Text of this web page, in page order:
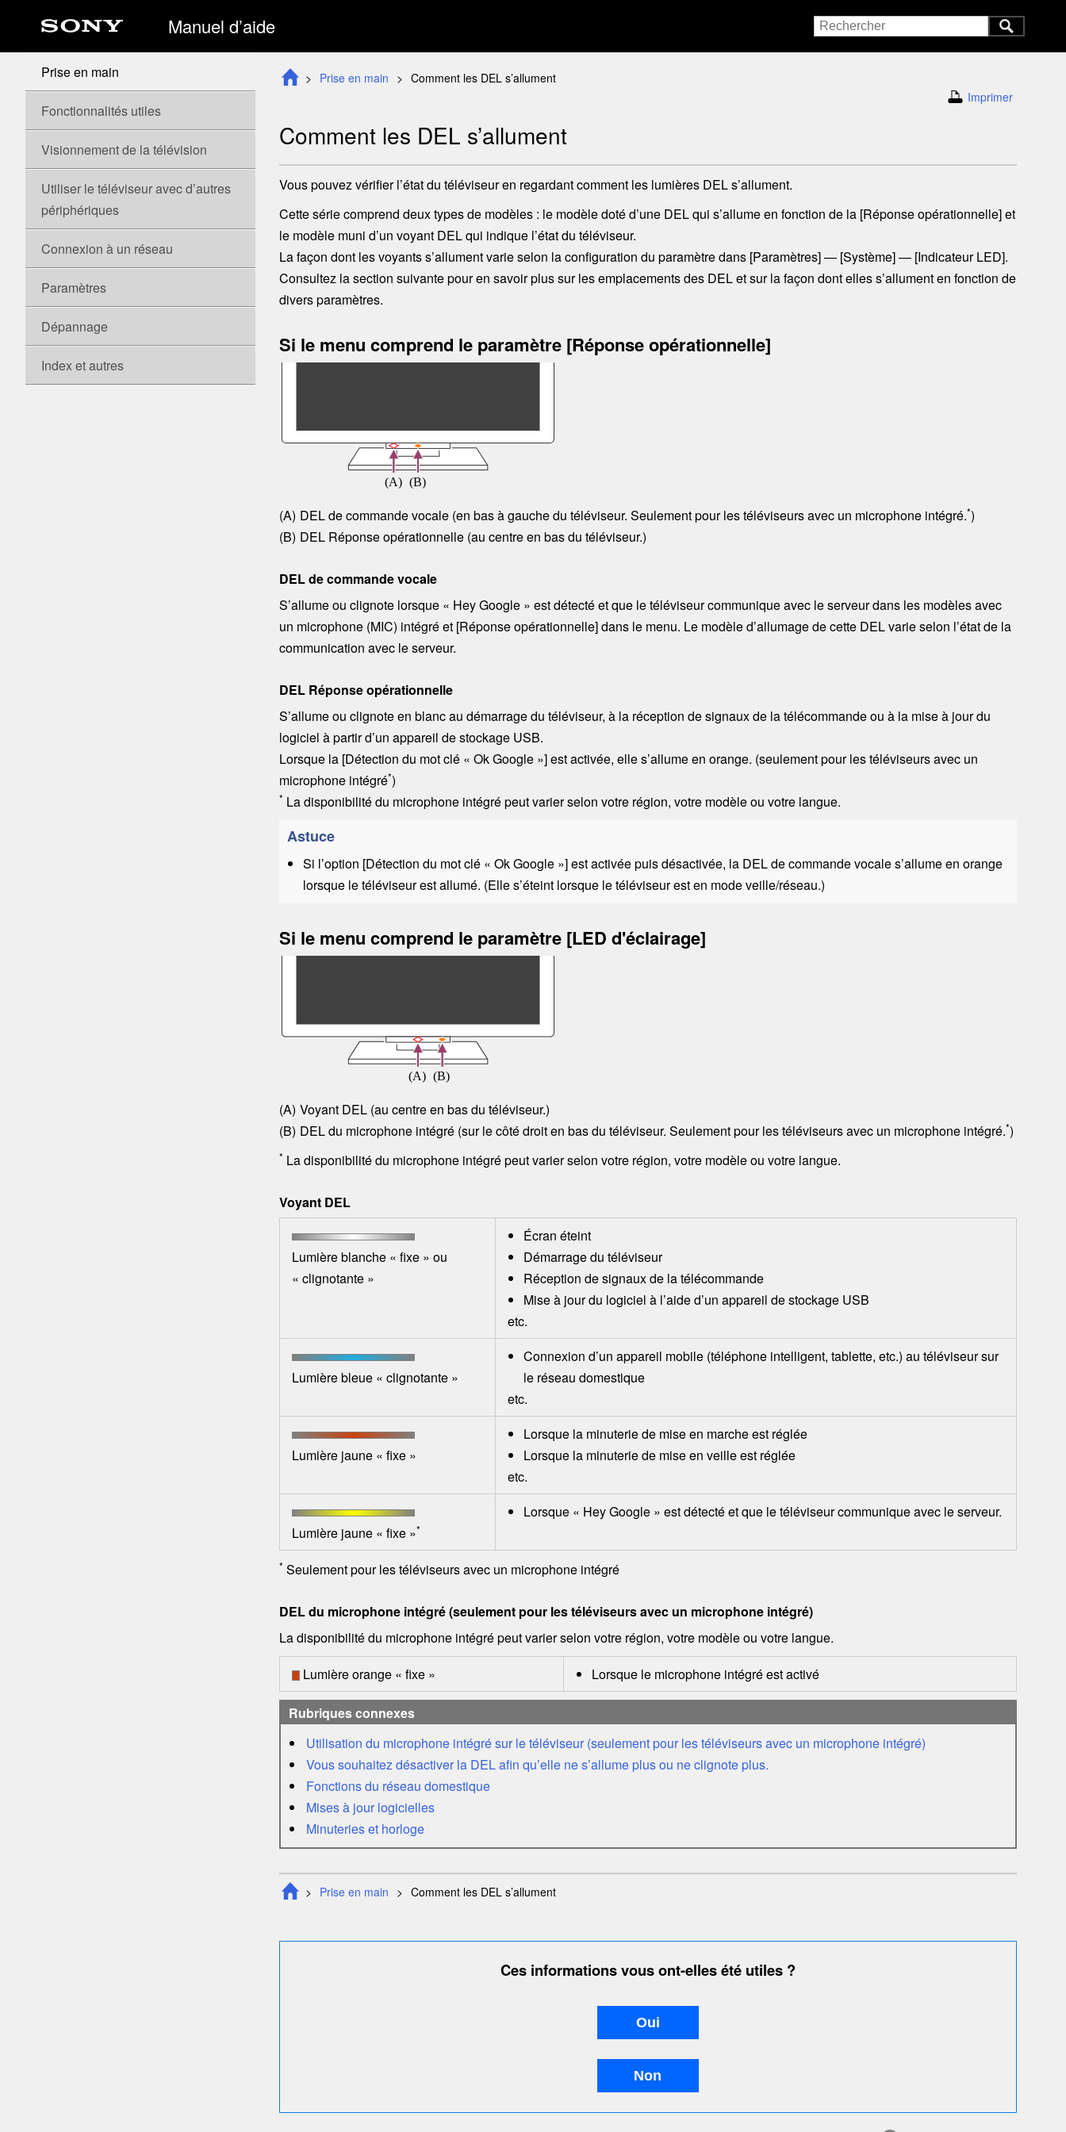
Manuel d’aide
Prise en main Comment les DEL s’allument
Imprimer
Comment les DEL s’allument
Vous pouvez vérifier l’état du téléviseur en regardant comment les lumières DEL s’allument.
Cette série comprend deux types de modèles : le modèle doté d’une DEL qui s’allume en fonction de la [Réponse opérationnelle] et
le modèle muni d’un voyant DEL qui indique l’état du téléviseur.
La façon dont les voyants s’allument varie selon la configuration du paramètre dans [Paramètres]— [Système]— [Indicateur LED].
Consultez la section suivante pour en savoir plus sur les emplacements des DEL et sur la façon dont elles s’allument en fonction de
divers paramètres.
Si le menu comprend le paramètre [Réponse opérationnelle]
DEL de commande vocale (en bas à gauche du téléviseur. Seulement pour les téléviseurs avec un microphone intégré.*)
DEL Réponse opérationnelle (au centreen bas du téléviseur.)
DEL de commande vocale
S’allume ou clignote lorsque « Hey Google » est détecté et que le téléviseur communique avec le serveurdans les modèles avec
un microphone (MIC) intégré et [Réponse opérationnelle] dans le menu. Le modèle d’allumage de cette DEL varie selon l’état de la
communication avec le serveur.
DEL Réponse opérationnelle
S’allume ou clignote en blanc au démarrage du téléviseur, à la réception de signaux de la télécommande ou à la mise à jour du
logiciel à partir d’un appareil de stockage USB.
Lorsque la [Détection du mot clé « Ok Google »]est activée, elle s’allume en orange. (seulement pour les téléviseurs avec un
microphone intégré*)
* La disponibilité du microphone intégré peut varier selon votre région, votre modèle ou votre langue.
Astuce
Si l’option [Détection du mot clé « Ok Google »] est activée puis désactivée, la DEL de commande vocale s’allume en orange
lorsque le téléviseur est allumé. (Elle s’éteint lorsque le téléviseur est en mode veille/réseau.)
Si le menu comprend le paramètre [LED d'éclairage]
Voyant DEL (au centreen bas du téléviseur.)
DEL du microphone intégré (sur le côté droit en bas du téléviseur. Seulement pour les téléviseurs avec un microphone intégré.*)
* La disponibilité du microphone intégré peut varier selon votre région, votre modèle ou votre langue.
Voyant DEL
Lumière blanche « fixe » ou
« clignotante »
Écran éteint
Démarrage du téléviseur
Réception de signaux de la télécommande
Mise à jour du logiciel à l’aide d’un appareil de stockage USB
etc.
Lumière bleue « clignotante »
Connexion d’un appareil mobile (téléphone intelligent, tablette, etc.) au téléviseur sur
le réseau domestique
etc.
Lumière jaune « fixe »
Lorsque la minuterie de mise en marche est réglée
Lorsque la minuterie de mise en veille est réglée
etc.
Lumière jaune « fixe »*
Lorsque « Hey Google » est détecté et que le téléviseur communique avec le serveur.
* Seulement pour les téléviseurs avec un microphone intégré
DEL du microphone intégré (seulement pour les téléviseurs avec un microphone intégré)
La disponibilité du microphone intégré peut varier selon votre région, votre modèle ou votre langue.
Lumière orange « fixe »
Lorsque le microphone intégré est activé
Rubriques connexes
Utilisation du microphone intégré sur le téléviseur (seulement pour les téléviseurs avec un microphone intégré)
Vous souhaitez désactiver la DEL afin qu’elle ne s’allume plus ou ne clignote plus.
Fonctions du réseau domestique
Mises à jour logicielles
Minuteries et horloge
Prise en main Comment les DEL s’allument
Ces informations vous ont-elles été utiles ?
Prise en main
Fonctionnalités utiles
Visionnement de la télévision
Utiliser le téléviseur avec d’autres
périphériques
Connexion à un réseau
Paramètres
Dépannage
Index et autres